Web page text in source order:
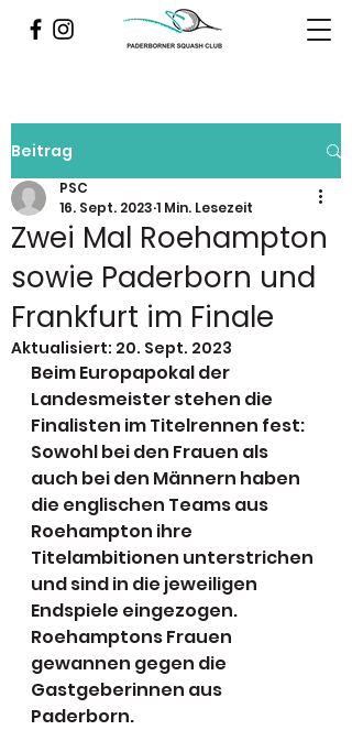
Beitrag
Zwei Mal Roehampton
sowie Paderborn und
Frankfurt im Finale
PSC
16. Sept. 2023 1 Min. Lesezeit
Aktualisiert: 20. Sept. 2023
Beim Europapokal der
Landesmeister stehen die
Finalisten im Titelrennen fest:
Sowohl bei den Frauen als
auch bei den Männern haben
die englischen Teams aus
Roehampton ihre
Titelambitionen unterstrichen
und sind in die jeweiligen
Endspiele eingezogen.
Roehamptons Frauen
gewannen gegen die
Gastgeberinnen aus
Paderborn.